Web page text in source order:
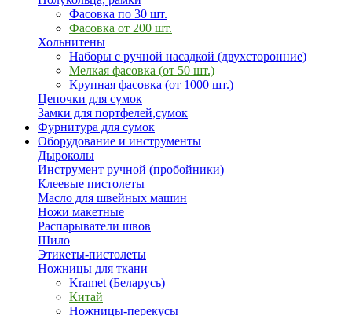
Фасовка по 30 шт.
Фасовка от 200 шт.
Хольнитены
Наборы с ручной насадкой (двухсторонние)
Мелкая фасовка (от 50 шт.)
Крупная фасовка (от 1000 шт.)
Цепочки для сумок
Замки для портфелей,сумок
Фурнитура для сумок
Оборудование и инструменты
Дыроколы
Инструмент ручной (пробойники)
Клеевые пистолеты
Масло для швейных машин
Ножи макетные
Распарыватели швов
Шило
Этикеты-пистолеты
Ножницы для ткани
Kramet (Беларусь)
Китай
Ножницы-перекусы